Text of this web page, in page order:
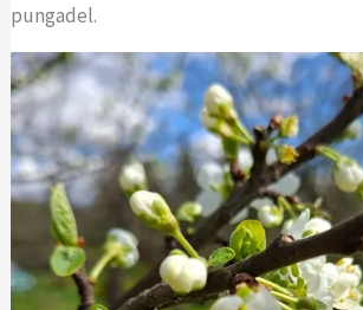
pungadel.